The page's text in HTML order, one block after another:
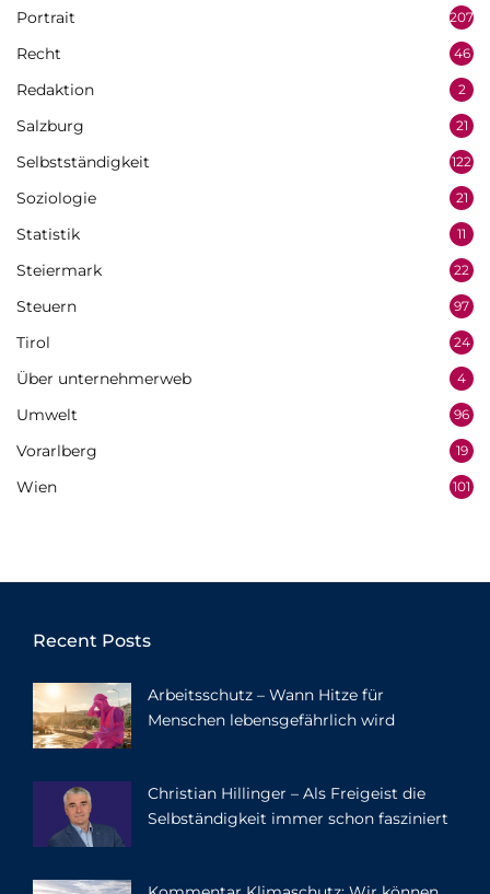
Portrait 207
Recht 46
Redaktion 2
Salzburg 21
Selbstständigkeit 122
Soziologie 21
Statistik 11
Steiermark 22
Steuern 97
Tirol 24
Über unternehmerweb 4
Umwelt 96
Vorarlberg 19
Wien 101
Recent Posts
Arbeitsschutz – Wann Hitze für
Menschen lebensgefährlich wird
Christian Hillinger – Als Freigeist die
Selbständigkeit immer schon fasziniert